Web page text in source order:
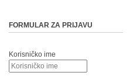
FORMULAR ZA PRIJAVU
Korisničko ime